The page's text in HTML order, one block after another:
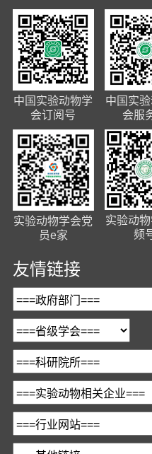
中国实验动物学
会订阅号
中国实
会服
实验动物学会党
员e家
实验动
频
友情链接